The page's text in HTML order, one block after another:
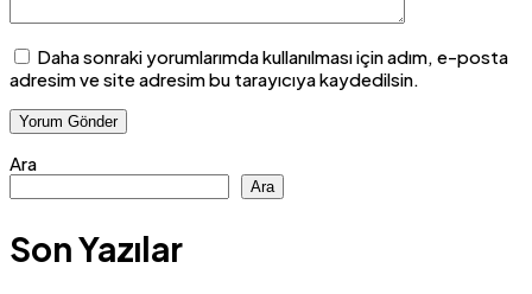
Daha sonraki yorumlarımda kullanılması için adım, e-posta
adresim ve site adresim bu tarayıcıya kaydedilsin.
Ara
Ara
Son Yazılar